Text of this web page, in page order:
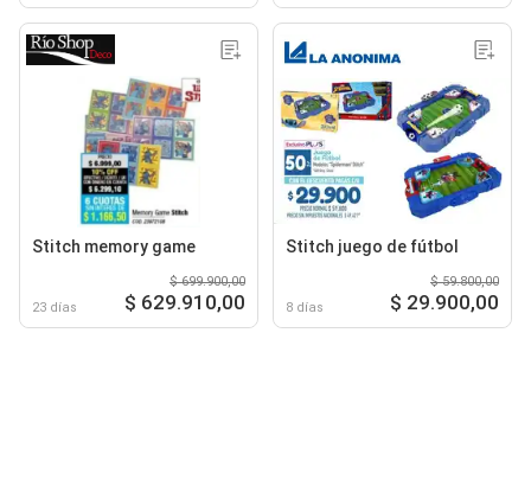
Stitch memory game
23 días
$ 699.900,00
$ 629.910,00
Stitch juego de fútbol
8 días
$ 59.800,00
$ 29.900,00